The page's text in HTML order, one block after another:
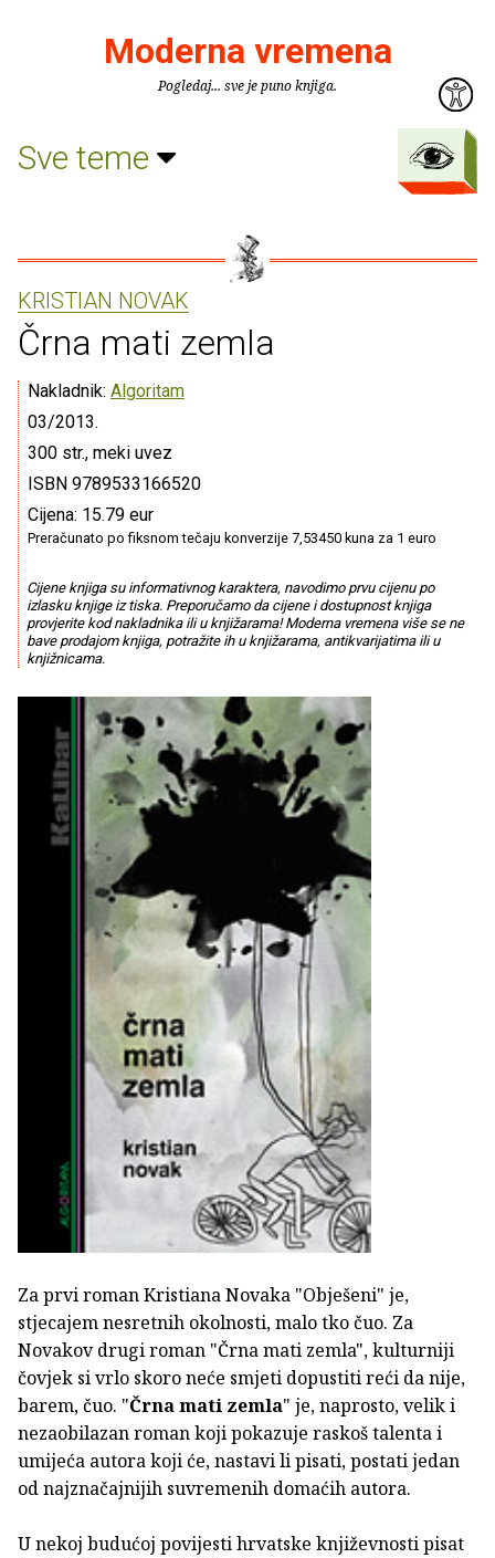
Moderna vremena
Pogledaj... sve je puno knjiga.
Sve teme
KRISTIAN NOVAK
Črna mati zemla
Nakladnik: Algoritam
03/2013.
300 str., meki uvez
ISBN 9789533166520
Cijena: 15.79 eur
Preračunato po fiksnom tečaju konverzije 7,53450 kuna za 1 euro
Cijene knjiga su informativnog karaktera, navodimo prvu cijenu po
izlasku knjige iz tiska. Preporučamo da cijene i dostupnost knjiga
provjerite kod nakladnika ili u knjižarama! Moderna vremena više se ne
bave prodajom knjiga, potražite ih u knjižarama, antikvarijatima ili u
knjižnicama.
Za prvi roman Kristiana Novaka "Obješeni" je,
stjecajem nesretnih okolnosti, malo tko čuo. Za
Novakov drugi roman "Črna mati zemla", kulturniji
čovjek si vrlo skoro neće smjeti dopustiti reći da nije,
barem, čuo. "Črna mati zemla" je, naprosto, velik i
nezaobilazan roman koji pokazuje raskoš talenta i
umijeća autora koji će, nastavi li pisati, postati jedan
od najznačajnijih suvremenih domaćih autora.
U nekoj budućoj povijesti hrvatske književnosti pisat